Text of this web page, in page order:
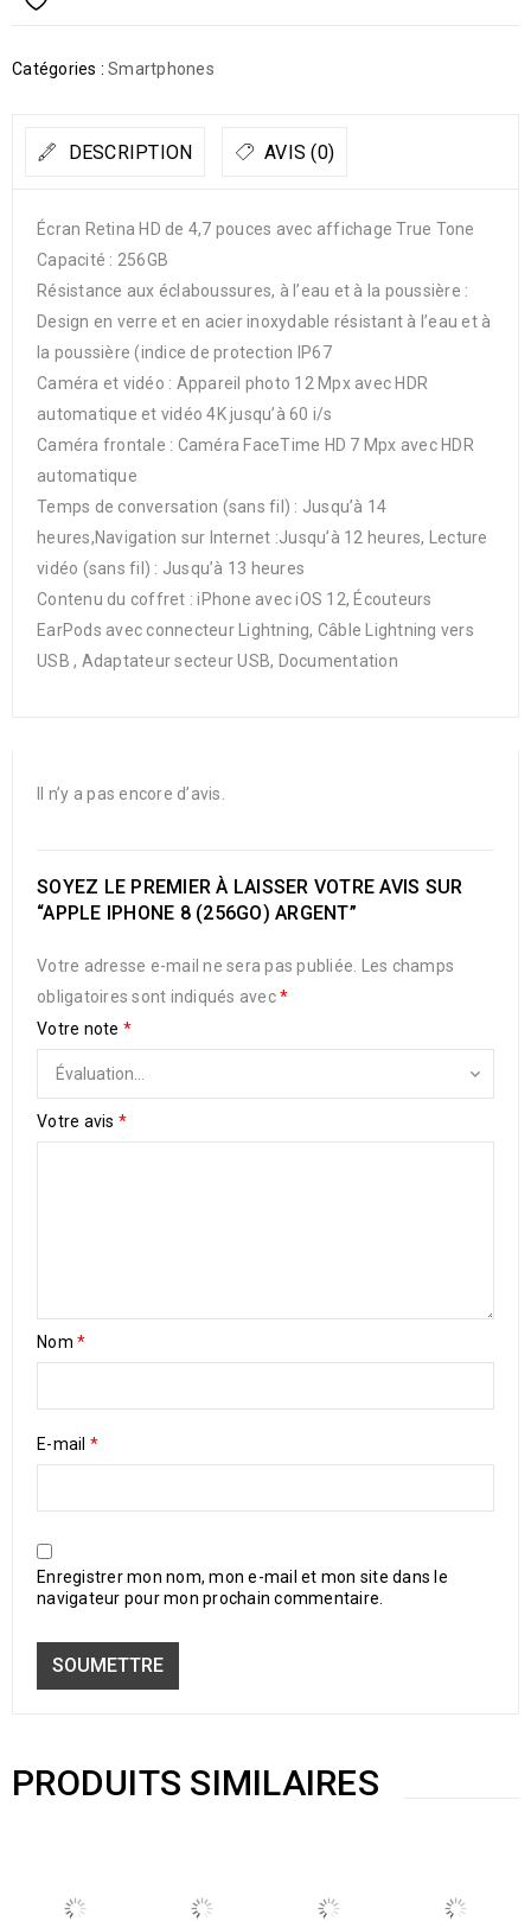
Catégories : Smartphones
DESCRIPTION AVIS (0)
Écran Retina HD de 4,7 pouces avec affichage True Tone
Capacité : 256GB
Résistance aux éclaboussures, à l’eau et à la poussière :
Design en verre et en acier inoxydable résistant à l’eau et à
la poussière (indice de protection IP67
Caméra et vidéo : Appareil photo 12 Mpx avec HDR
automatique et vidéo 4K jusqu’à 60 i/s
Caméra frontale : Caméra FaceTime HD 7 Mpx avec HDR
automatique
Temps de conversation (sans fil) : Jusqu’à 14
heures,Navigation sur Internet :Jusqu’à 12 heures, Lecture
vidéo (sans fil) : Jusqu’à 13 heures
Contenu du coffret : iPhone avec iOS 12, Écouteurs
EarPods avec connecteur Lightning, Câble Lightning vers
USB , Adaptateur secteur USB, Documentation
Il n’y a pas encore d’avis.
SOYEZ LE PREMIER À LAISSER VOTRE AVIS SUR
“APPLE IPHONE 8 (256GO) ARGENT”
Votre adresse e-mail ne sera pas publiée.
Les champs
obligatoires sont indiqués avec*
Votre note *
Votre avis *
Nom *
E-mail *
Enregistrer mon nom, mon e-mail et mon site dans le
navigateur pour mon prochain commentaire.
PRODUITS SIMILAIRES